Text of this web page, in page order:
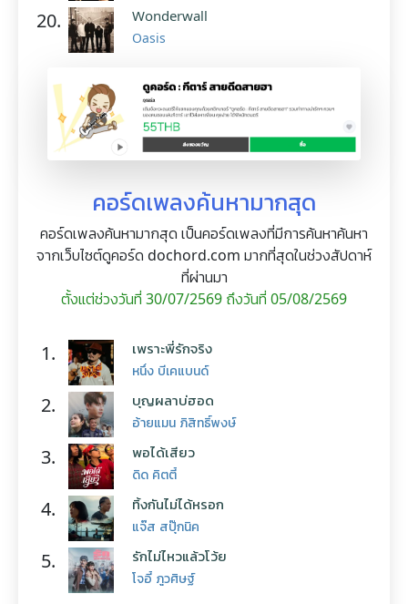
20. Wonderwall
Oasis
คอร์ดเพลงค้นหามากสุด
คอร์ดเพลงค้นหามากสุด เป็นคอร์ดเพลงที่มีการค้นหาค้นหา
จากเว็บไซต์ดูคอร์ด dochord.com มากที่สุดในช่วงสัปดาห์
ที่ผ่านมา
ตั้งแต่ช่วงวันที่ 30/07/2569 ถึงวันที่ 05/08/2569
1. เพราะพี่รักจริง
หนึ่ง บีเคแบนด์
2. บุญผลาบ่ฮอด
อ้ายแมน ภิสิทธิ์พงษ์
3. พอได้เสียว
ดิด คิตตี้
4. ทิ้งกันไม่ได้หรอก
แจ๊ส สปุ๊กนิค
5. รักไม่ไหวแล้วโว้ย
โจอี้ ภูวศิษฐ์